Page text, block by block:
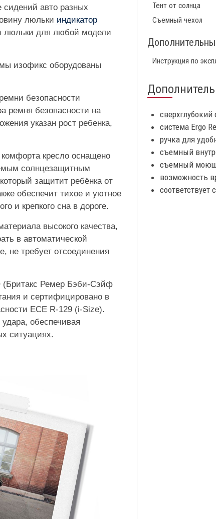
сидений авто разных
люльки индикатор
люльки для любой модели
изофикс оборудованы
безопасности
ремня безопасности на
указан рост ребенка,
кресло оснащено
солнцезащитным
защитит ребёнка от
обеспечит тихое и уютное
и крепкого сна в дороге.
высокого качества,
в автоматической
не требует отсоединения
(Бритакс Ремер Бэби-Сэйф
и сертифицировано в
ECE R-129 (i-Size).
обеспечивая
ситуациях.
Тент от солнца
Съемный чехол
Инструкция по
система Ergo
ручка для
съемный
съемный
возможность
соответствует